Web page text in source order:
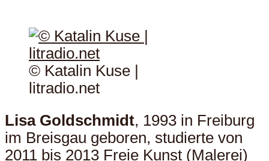
© Katalin Kuse |
litradio.net
Lisa Goldschmidt, 1993 in Freiburg
im Breisgau geboren, studierte von
2011 bis 2013 Freie Kunst (Malerei)